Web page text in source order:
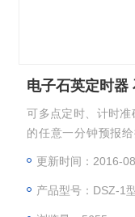
电子石英定时器
可多点定时、计时
的任意一分钟预报
更新时间：2016-
产品型号：DSZ-1